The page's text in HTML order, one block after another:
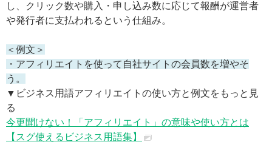
し、クリック数や購入・申し込み数に応じて報酬が運営者
や発行者に支払われるという仕組み。
＜例文＞
・アフィリエイトを使って自社サイトの会員数を増やそ
う。
▼ビジネス用語アフィリエイトの使い方と例文をもっと見
る
今更聞けない！「アフィリエイト」の意味や使い方とは
【スグ使えるビジネス用語集】